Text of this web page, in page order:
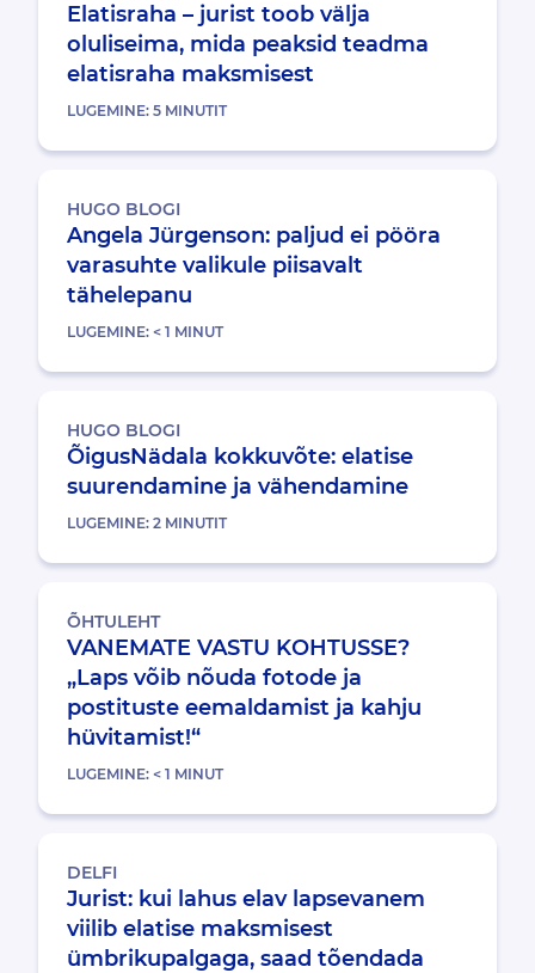
Elatisraha – jurist toob välja
oluliseima, mida peaksid teadma
elatisraha maksmisest
LUGEMINE: 5 MINUTIT
HUGO BLOGI
Angela Jürgenson: paljud ei pööra
varasuhte valikule piisavalt
tähelepanu
LUGEMINE: < 1 MINUT
HUGO BLOGI
ÕigusNädala kokkuvõte: elatise
suurendamine ja vähendamine
LUGEMINE: 2 MINUTIT
ÕHTULEHT
VANEMATE VASTU KOHTUSSE?
„Laps võib nõuda fotode ja
postituste eemaldamist ja kahju
hüvitamist!“
LUGEMINE: < 1 MINUT
DELFI
Jurist: kui lahus elav lapsevanem
viilib elatise maksmisest
ümbrikupalgaga, saad tõendada